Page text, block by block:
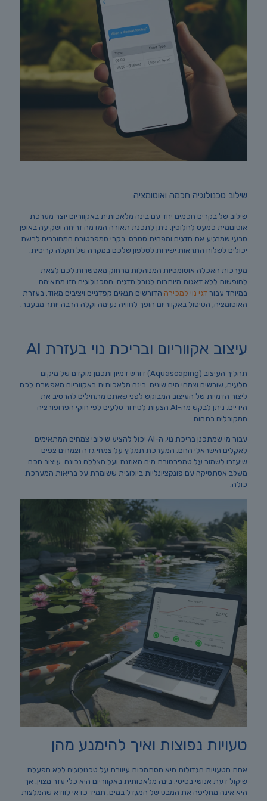
שילוב טכנולוגיה חכמה ואוטומציה
שילוב של בקרים חכמים יחד עם בינה מלאכותית באקווריום יוצר מערכת
אוטונומית כמעט לחלוטין. ניתן לתכנת תאורה המדמה זריחה ושקיעה באופן
טבעי שמרגיע את הדגים ומפחית סטרס. בקרי טמפרטורה המחוברים לרשת
יכולים לשלוח התראות ישירות לטלפון שלכם במקרה של תקלה קריטית.
מערכות האכלה אוטומטיות המנוהלות מרחוק מאפשרות לכם לצאת
לחופשות ללא דאגות מיותרות לגורל הדגים. הטכנולוגיה הזו מתאימה
במיוחד עבור דגי נוי למכירה הדורשים תנאים קפדניים ויציבים מאוד. בעזרת
האוטומציה, הטיפול באקווריום הופך לחוויה נעימה וקלה הרבה יותר מבעבר.
עיצוב אקווריום ובריכת נוי בעזרת AI
תהליך העיצוב (Aquascaping) דורש דמיון ותכנון מוקדם של מיקום
סלעים, שורשים וצמחי מים שונים. בינה מלאכותית באקווריום מאפשרת לכם
ליצור הדמיות של העיצוב המבוקש לפני שאתם מתחילים להרטיב את
הידיים. ניתן לבקש מה-AI הצעות לסידור סלעים לפי חוקי הפרופורציה
המקובלים בתחום.
עבור מי שמתכנן בריכת נוי, ה-AI יכול להציע שילובי צמחים המתאימים
לאקלים הישראלי החם. המערכת תמליץ על צמחי גדה וצמחים צפים
שיעזרו לשמור על טמפרטורת מים מאוזנת ועל הצללה נכונה. עיצוב חכם
משלב אסתטיקה עם פונקציונליות ביולוגית ששומרת על בריאות המערכת
כולה.
טעויות נפוצות ואיך להימנע מהן
אחת הטעויות הגדולות היא הסתמכות עיוורת על טכנולוגיה ללא הפעלת
שיקול דעת אנושי בסיסי. בינה מלאכותית באקווריום היא כלי עזר מצוין, אך
היא אינה מחליפה את המבט של המגדל במים. תמיד כדאי לוודא שהמלצות